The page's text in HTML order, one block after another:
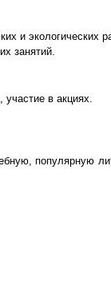
и экологических
занятий.
участие в акциях.
популярную